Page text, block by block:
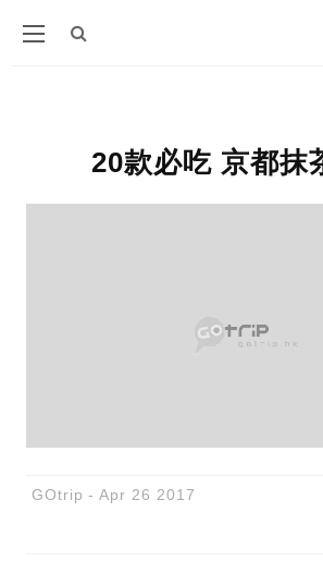
20款必吃 京都抹
GOtrip Apr 26 2017